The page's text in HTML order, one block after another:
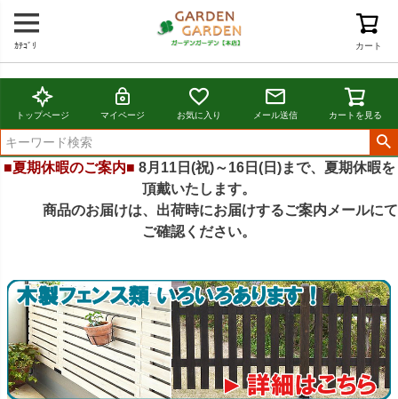
カート
ｶﾃｺﾞﾘ
トップページ マイページ お気に入り メール送信 カートを見る
■夏期休暇のご案内■ 8月11日(祝)～16日(日)まで、夏期休暇を
頂戴いたします。
商品のお届けは、出荷時にお届けするご案内メールにて
ご確認ください。